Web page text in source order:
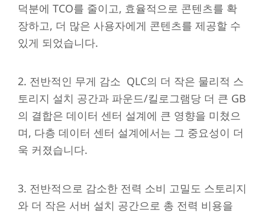
덕분에 TCO를 줄이고, 효율적으로 콘텐츠를 확
장하고, 더 많은 사용자에게 콘텐츠를 제공할 수
있게 되었습니다.
2. 전반적인 무게 감소 QLC의 더 작은 물리적 스
토리지 설치 공간과 파운드/킬로그램당 더 큰 GB
의 결합은 데이터 센터 설계에 큰 영향을 미쳤으
며, 다층 데이터 센터 설계에서는 그 중요성이 더
욱 커졌습니다.
3. 전반적으로 감소한 전력 소비 고밀도 스토리지
와 더 작은 서버 설치 공간으로 총 전력 비용을